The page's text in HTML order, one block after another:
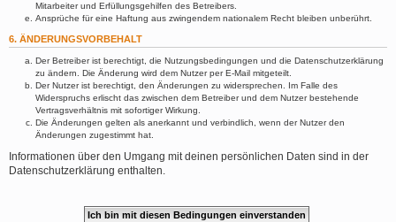
Mitarbeiter und Erfüllungsgehilfen des Betreibers.
Ansprüche für eine Haftung aus zwingendem nationalem Recht bleiben unberührt.
6. ÄNDERUNGSVORBEHALT
Der Betreiber ist berechtigt, die Nutzungsbedingungen und die Datenschutzerklärung
zu ändern. Die Änderung wird dem Nutzer per E-Mail mitgeteilt.
Der Nutzer ist berechtigt, den Änderungen zu widersprechen. Im Falle des
Widerspruchs erlischt das zwischen dem Betreiber und dem Nutzer bestehende
Vertragsverhältnis mit sofortiger Wirkung.
Die Änderungen gelten als anerkannt und verbindlich, wenn der Nutzer den
Änderungen zugestimmt hat.
Informationen über den Umgang mit deinen persönlichen Daten sind in der
Datenschutzerklärung enthalten.